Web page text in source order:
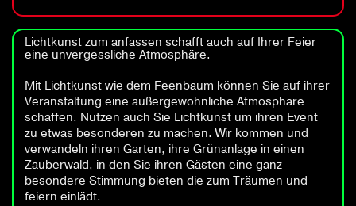
Lichtkunst zum anfassen schafft auch auf Ihrer Feier
eine unvergessliche Atmosphäre.
Mit Lichtkunst wie dem Feenbaum können Sie auf ihrer
Veranstaltung eine außergewöhnliche Atmosphäre
schaffen. Nutzen auch Sie Lichtkunst um ihren Event
zu etwas besonderen zu machen. Wir kommen und
verwandeln ihren Garten, ihre Grünanlage in einen
Zauberwald, in den Sie ihren Gästen eine ganz
besondere Stimmung bieten die zum Träumen und
feiern einlädt.